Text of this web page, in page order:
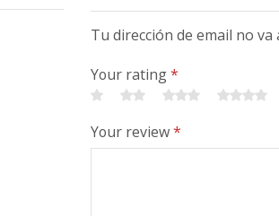
Tu dirección de email no
Your rating*
Your review*